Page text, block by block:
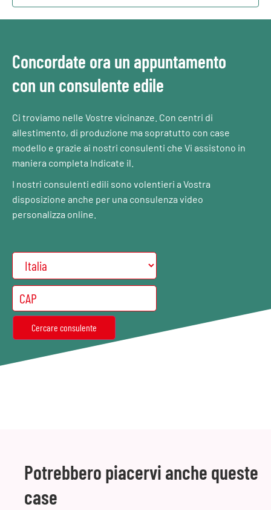
Concordate ora un appuntamento
con un consulente edile
Ci troviamo nelle Vostre vicinanze. Con centri di
allestimento, di produzione ma sopratutto con case
modello e grazie ai nostri consulenti che Vi assistono in
maniera completa Indicate il.
I nostri consulenti edili sono volentieri a Vostra
disposizione anche per una consulenza video
personalizza online.
Potrebbero piacervi anche queste
case